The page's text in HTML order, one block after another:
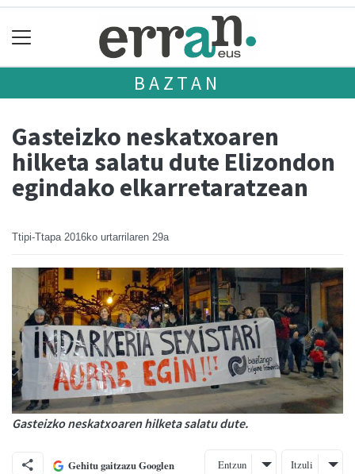
BAZTAN
Gasteizko neskatxoaren
hilketa salatu dute Elizondon
egindako elkarretaratzean
Ttipi-Ttapa 2016ko urtarrilaren 29a
Gasteizko neskatxoaren hilketa salatu dute.
Gehitu gaitzazu Googlen Entzun Itzuli